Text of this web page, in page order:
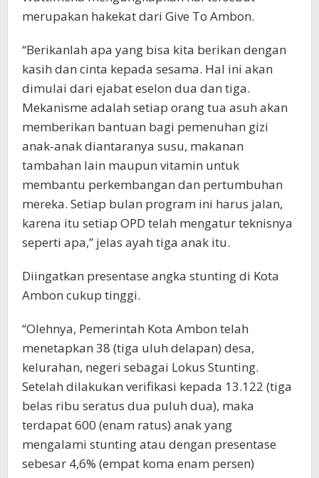
merupakan hakekat dari Give To Ambon.
“Berikanlah apa yang bisa kita berikan dengan
kasih dan cinta kepada sesama. Hal ini akan
dimulai dari ejabat eselon dua dan tiga.
Mekanisme adalah setiap orang tua asuh akan
memberikan bantuan bagi pemenuhan gizi
anak-anak diantaranya susu, makanan
tambahan lain maupun vitamin untuk
membantu perkembangan dan pertumbuhan
mereka. Setiap bulan program ini harus jalan,
karena itu setiap OPD telah mengatur teknisnya
seperti apa,” jelas ayah tiga anak itu.
Diingatkan presentase angka stunting di Kota
Ambon cukup tinggi.
“Olehnya, Pemerintah Kota Ambon telah
menetapkan 38 (tiga uluh delapan) desa,
kelurahan, negeri sebagai Lokus Stunting.
Setelah dilakukan verifikasi kepada 13.122 (tiga
belas ribu seratus dua puluh dua), maka
terdapat 600 (enam ratus) anak yang
mengalami stunting atau dengan presentase
sebesar 4,6% (empat koma enam persen)